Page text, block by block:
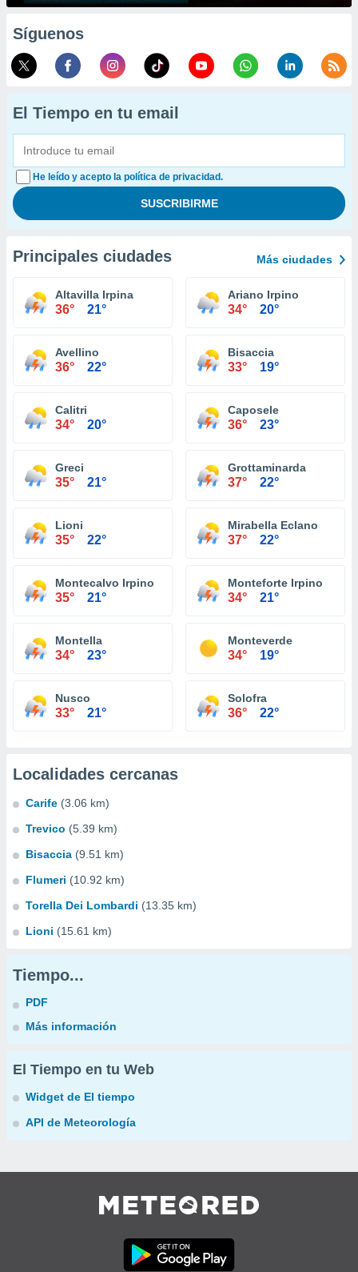
Síguenos
El Tiempo en tu email
He leído y acepto la política de privacidad.
Principales ciudades Más ciudades
Altavilla Irpina
36° 21°
Ariano Irpino
34° 20°
Avellino
36° 22°
Bisaccia
33° 19°
Calitri
34° 20°
Caposele
36° 23°
Greci
35° 21°
Grottaminarda
37° 22°
Lioni
35° 22°
Mirabella Eclano
37° 22°
Montecalvo Irpino
35° 21°
Monteforte Irpino
34° 21°
Montella
34° 23°
Monteverde
34° 19°
Nusco
33° 21°
Solofra
36° 22°
Localidades cercanas
Carife (3.06 km)
Trevico (5.39 km)
Bisaccia (9.51 km)
Flumeri (10.92 km)
Torella Dei Lombardi (13.35 km)
Lioni (15.61 km)
Tiempo...
PDF
Más información
El Tiempo en tu Web
Widget de El tiempo
API de Meteorología